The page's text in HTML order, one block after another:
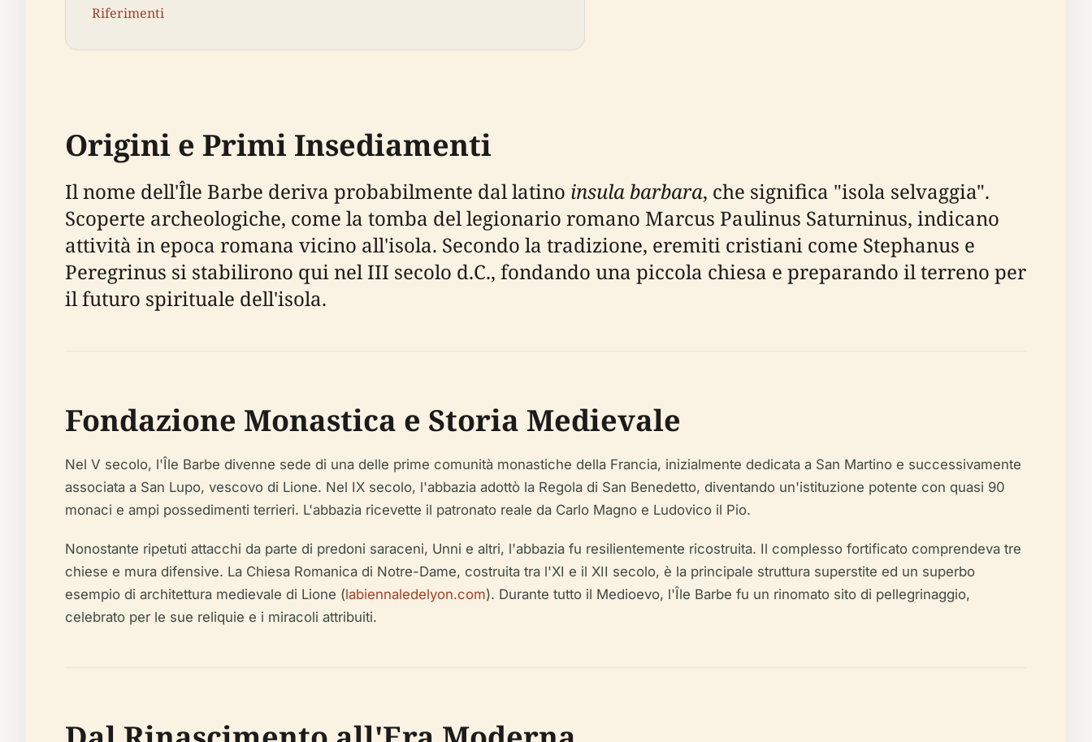
Riferimenti
Origini e Primi Insediamenti
Il nome dell'Île Barbe deriva probabilmente dal latino insula barbara, che significa "isola selvaggia".
Scoperte archeologiche, come la tomba del legionario romano Marcus Paulinus Saturninus, indicano
attività in epoca romana vicino all'isola. Secondo la tradizione, eremiti cristiani come Stephanus e
Peregrinus si stabilirono qui nel III secolo d.C., fondando una piccola chiesa e preparando il terreno per
il futuro spirituale dell'isola.
Fondazione Monastica e Storia Medievale
Nel V secolo, l'Île Barbe divenne sede di una delle prime comunità monastiche della Francia, inizialmente dedicata a San Martino e successivamente
associata a San Lupo, vescovo di Lione. Nel IX secolo, l'abbazia adottò la Regola di San Benedetto, diventando un'istituzione potente con quasi 90
monaci e ampi possedimenti terrieri. L'abbazia ricevette il patronato reale da Carlo Magno e Ludovico il Pio.
Nonostante ripetuti attacchi da parte di predoni saraceni, Unni e altri, l'abbazia fu resilientemente ricostruita. Il complesso fortificato comprendeva tre
chiese e mura difensive. La Chiesa Romanica di Notre-Dame, costruita tra l'XI e il XII secolo, è la principale struttura superstite ed un superbo
esempio di architettura medievale di Lione (labiennaledelyon.com). Durante tutto il Medioevo, l'Île Barbe fu un rinomato sito di pellegrinaggio,
celebrato per le sue reliquie e i miracoli attribuiti.